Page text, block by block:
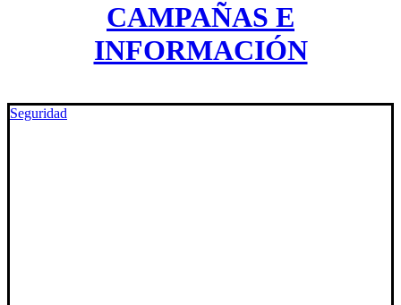
CAMPAÑAS E
INFORMACIÓN
Seguridad